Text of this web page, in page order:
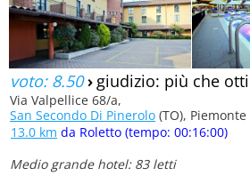
voto: 8.50› giudizio: più che
Via Valpellice 68/a,
San Secondo Di Pinerolo (TO), Piemonte
13.0 km da Roletto (tempo: 00:16:00)
Medio grande hotel: 83 letti